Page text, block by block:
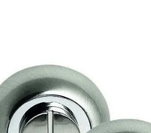
Входная Межкомнатная
Компания
организации,
индивидуальных